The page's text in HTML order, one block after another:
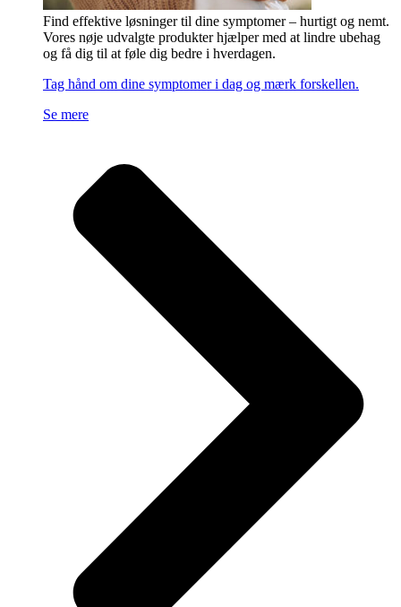
Find effektive løsninger til dine symptomer – hurtigt og nemt.
Vores nøje udvalgte produkter hjælper med at lindre ubehag
og få dig til at føle dig bedre i hverdagen.
Tag hånd om dine symptomer i dag og mærk forskellen.
Se mere